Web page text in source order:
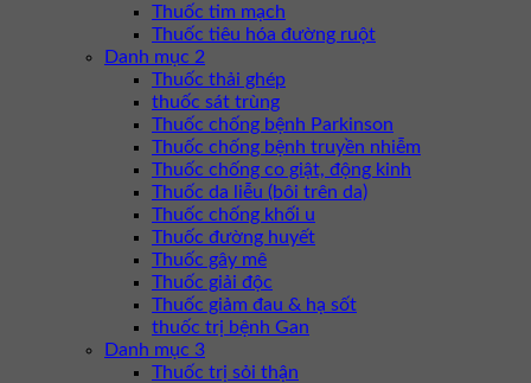
Thuốc tim mạch
Thuốc tiêu hóa đường ruột
Danh mục 2
Thuốc thải ghép
thuốc sát trùng
Thuốc chống bệnh Parkinson
Thuốc chống bệnh truyền nhiễm
Thuốc chống co giật, động kinh
Thuốc da liễu (bôi trên da)
Thuốc chống khối u
Thuốc đường huyết
Thuốc gây mê
Thuốc giải độc
Thuốc giảm đau & hạ sốt
thuốc trị bệnh Gan
Danh mục 3
Thuốc trị sỏi thận